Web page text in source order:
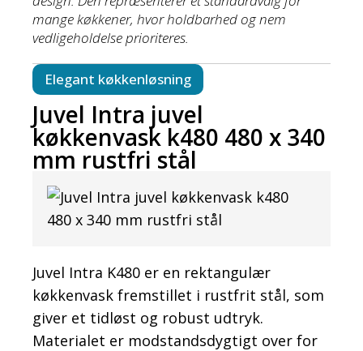
mange køkkener, hvor holdbarhed og nem
vedligeholdelse prioriteres.
Elegant køkkenløsning
Juvel Intra juvel
køkkenvask k480 480 x 340
mm rustfri stål
Juvel Intra K480 er en rektangulær
køkkenvask fremstillet i rustfrit stål, som
giver et tidløst og robust udtryk.
Materialet er modstandsdygtigt over for